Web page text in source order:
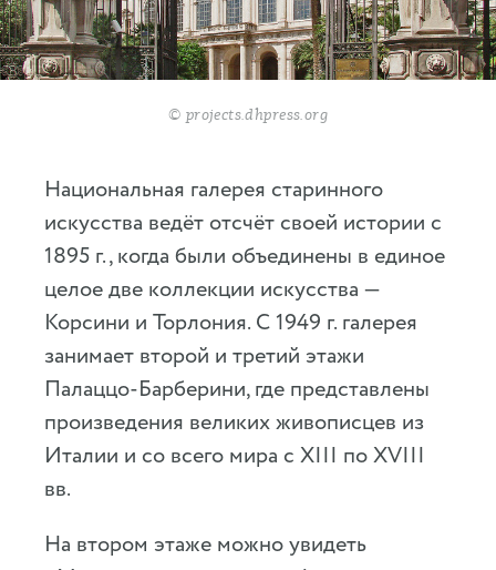
© projects.dhpress.org
Национальная галерея старинного
искусства ведёт отсчёт своей истории с
1895 г., когда были объединены в единое
целое две коллекции искусства —
Корсини и Торлония. С 1949 г. галерея
занимает второй и третий этажи
Палаццо-Барберини, где представлены
произведения великих живописцев из
Италии и со всего мира с XIII по XVIII
вв.
На втором этаже можно увидеть